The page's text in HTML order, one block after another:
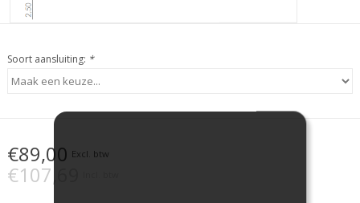
Soort aansluiting: *
€89,00 Excl. btw
€107,69